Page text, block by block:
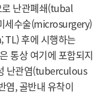
난관폐쇄(tubal
세수술(microsurgery)
후에 시행하는
통상 여기에 포함되지
난관염(tuberculous
염, 골반내 유착이